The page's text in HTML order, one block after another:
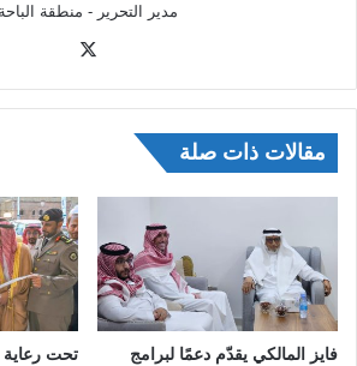
مدير التحرير - منطقة الباحة
مقالات ذات صلة
فايز المالكي يقدّم دعمًا لبرامج
تحت رعاية